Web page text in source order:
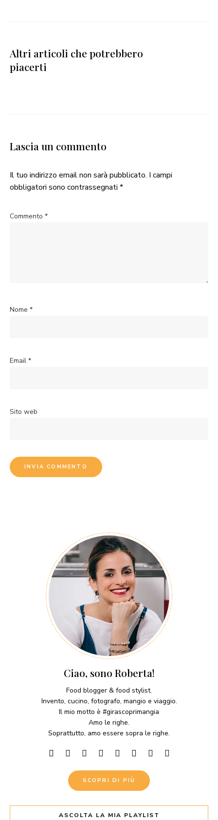
Altri articoli che potrebbero
piacerti
Lascia un commento
Il tuo indirizzo email non sarà pubblicato. I campi
obbligatori sono contrassegnati *
Commento *
Nome *
Email *
Sito web
Ciao, sono Roberta!
Food blogger & food stylist.
Invento, cucino, fotografo, mangio e viaggio.
Il mio motto è #girascoprimangia
Amo le righe.
Soprattutto, amo essere sopra le righe.
SCOPRI DI PIÙ
ASCOLTA LA MIA PLAYLIST